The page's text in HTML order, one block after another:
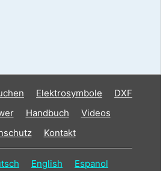
Elektrosymbole
DXF
Handbuch
Videos
Kontakt
English Espanol